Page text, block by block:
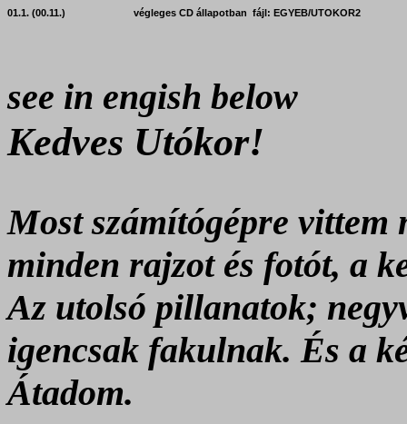
01.1. (00.11.) végleges CD állapotban fájl: EGYEB/UTOKOR2
see in engish below
Kedves Utókor!
Most számítógépre vittem
minden rajzot és fotót, a
Az utolsó pillanatok;
igencsak fakulnak. És a
Átadom.